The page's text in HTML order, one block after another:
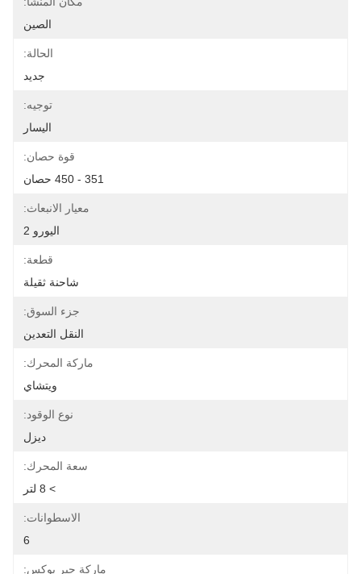
الصين
الحالة:
جديد
توجيه:
اليسار
قوة حصان:
351 - 450 حصان
معيار الانبعاث:
اليورو 2
قطعة:
شاحنة ثقيلة
جزء السوق:
النقل التعدين
ماركة المحرك:
ويتشاي
نوع الوقود:
ديزل
سعة المحرك:
> 8 لتر
الاسطوانات:
6
ماركة جير بوكس: